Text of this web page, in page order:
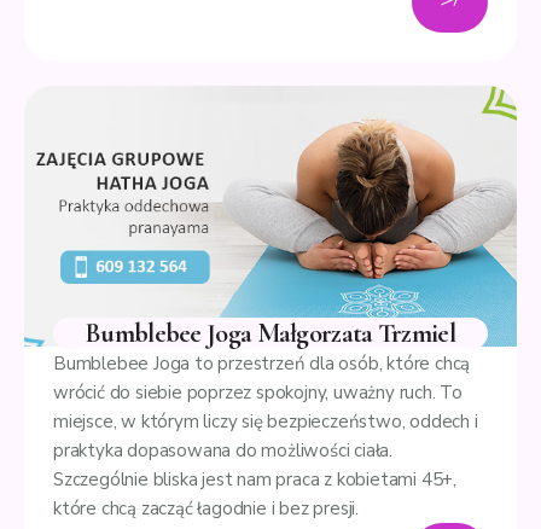
Bumblebee Joga Małgorzata Trzmiel
Bumblebee Joga to przestrzeń dla osób, które chcą
wrócić do siebie poprzez spokojny, uważny ruch. To
miejsce, w którym liczy się bezpieczeństwo, oddech i
praktyka dopasowana do możliwości ciała.
Szczególnie bliska jest nam praca z kobietami 45+,
które chcą zacząć łagodnie i bez presji.